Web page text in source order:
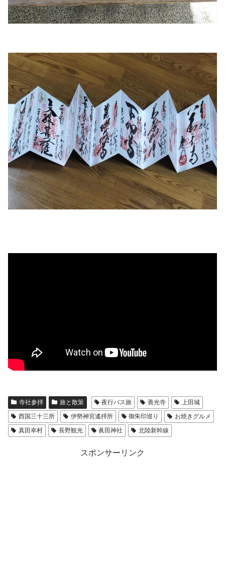
寺社参拝 旅と散策 夜行バス旅 善光寺
上田城
西国三十三所
伊勢神宮遙拝所 御朱印巡り
お焼きグルメ
真田幸村
長野観光 眞田神社 北陸新幹線
スポンサーリンク